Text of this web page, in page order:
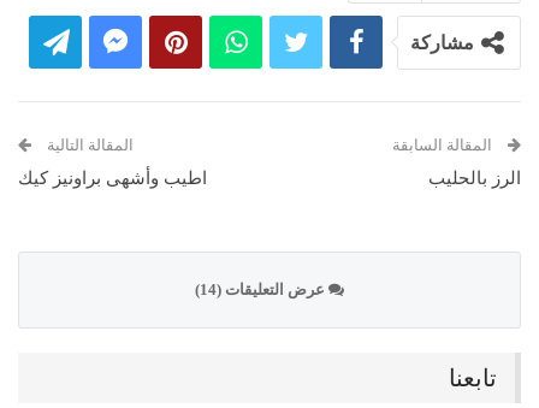
مشاركة
المقالة السابقة
الرز بالحليب
المقالة التالية
اطيب وأشهى براونيز كيك
عرض التعليقات (14)
تابعنا